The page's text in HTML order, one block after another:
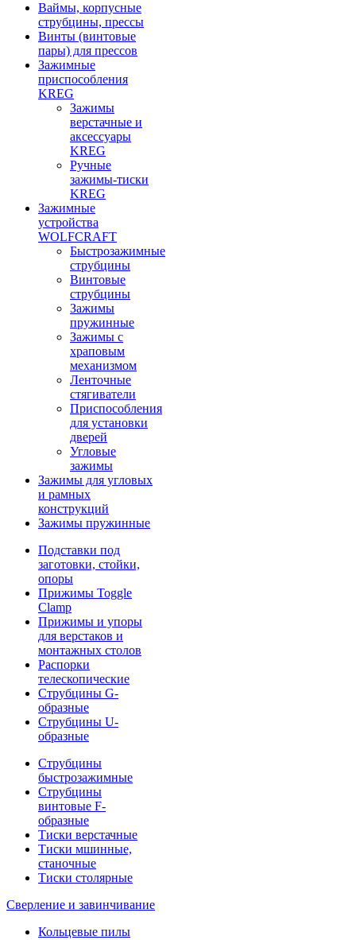
Ваймы, корпусные
струбцины, прессы
Винты (винтовые
пары) для прессов
Зажимные
приспособления
KREG
Зажимы
верстачные и
аксессуары
KREG
Ручные
зажимы-тиски
KREG
Зажимные
устройства
WOLFCRAFT
Быстрозажимные
струбцины
Винтовые
струбцины
Зажимы
пружинные
Зажимы с
храповым
механизмом
Ленточные
стягиватели
Приспособления
для установки
дверей
Угловые
зажимы
Зажимы для угловых
и рамных
конструкций
Зажимы пружинные
Подставки под
заготовки, стойки,
опоры
Прижимы Toggle
Clamp
Прижимы и упоры
для верстаков и
монтажных столов
Распорки
телескопические
Струбцины G-
образные
Струбцины U-
образные
Струбцины
быстрозажимные
Струбцины
винтовые F-
образные
Тиски верстачные
Тиски мшинные,
станочные
Тиски столярные
Сверление и завинчивание
Кольцевые пилы